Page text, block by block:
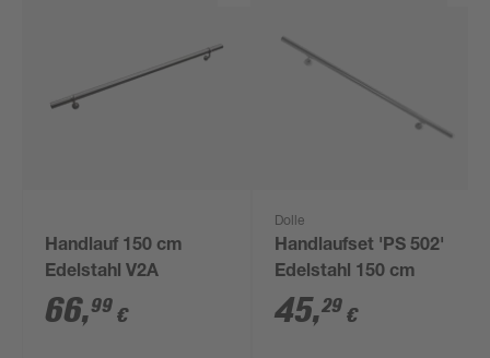
Handlauf 150 cm
Edelstahl V2A
66,99 €
Dolle
Handlaufset 'PS 502'
Edelstahl 150 cm
45,29 €